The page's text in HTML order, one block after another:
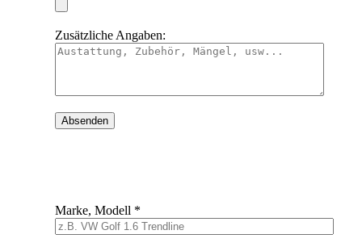
Zusätzliche Angaben:
Marke, Modell *